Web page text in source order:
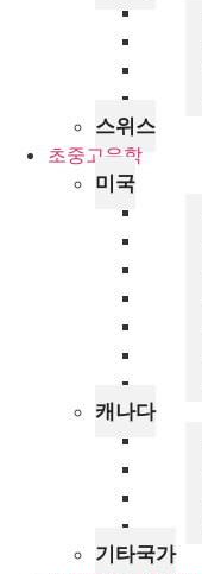
스위스
초중고유학
미국
캐나다
기타국가